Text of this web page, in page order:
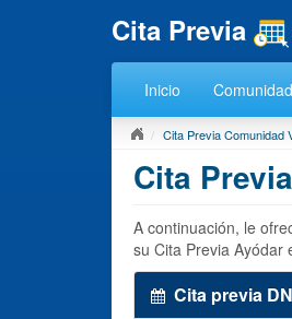
Cita Previa
Inicio
Cita Previa Comunidad
Cita
A continuación, le
su Cita Previa Ayódar
Cita previa